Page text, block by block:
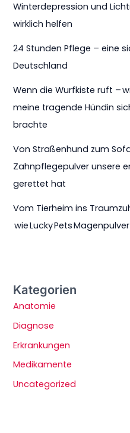
Winterdepression und
wirklich helfen
24 Stunden Pflege – eine
Deutschland
Wenn die Wurfkiste ruft –
meine tragende Hündin
brachte
Von Straßenhund zum
Zahnpflegepulver unsere
gerettet hat
Vom Tierheim ins
wie Lucky Pets
Kategorien
Anatomie
Diagnose
Erkrankungen
Medikamente
Uncategorized